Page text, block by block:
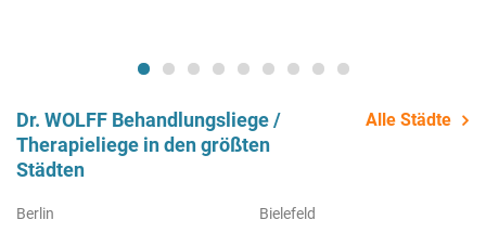
Dr. WOLFF Behandlungsliege /
Therapieliege in den größten
Städten
Alle Städte
Berlin
Bielefeld